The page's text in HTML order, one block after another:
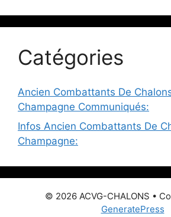
Catégories
Ancien Combattants De
Champagne Communiqués:
Infos Ancien Combattants De
Champagne:
© 2026 ACVG-CHALONS •
GeneratePress